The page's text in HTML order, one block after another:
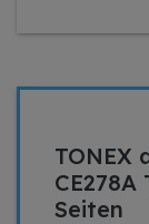
TONEX
CE278A
Seiten